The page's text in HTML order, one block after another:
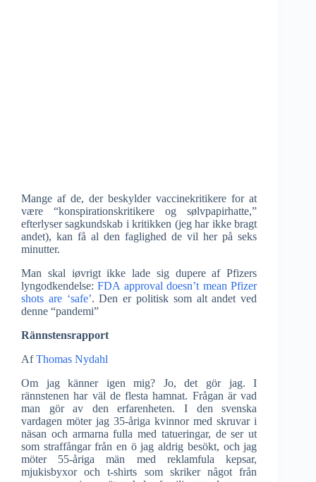
Mange af de, der beskylder vaccinekritikere for at
være “konspirationskritikere og sølvpapirhatte,”
efterlyser sagkundskab i kritikken (jeg har ikke bragt
andet), kan få al den faglighed de vil her på seks
minutter.
Man skal iøvrigt ikke lade sig dupere af Pfizers
lyngodkendelse:FDA approval doesn’t mean Pfizer
shots are ‘safe’. Den er politisk som alt andet ved
denne “pandemi”
Rännstensrapport
AfThomas Nydahl
Om jag känner igen mig? Jo, det gör jag. I
rännstenen har väl de flesta hamnat. Frågan är vad
man gör av den erfarenheten. I den svenska
vardagen möter jag 35-åriga kvinnor med skruvar i
näsan och armarna fulla med tatueringar, de ser ut
som straffångar från en ö jag aldrig besökt, och jag
möter 55-åriga män med reklamfula kepsar,
mjukisbyxor och t-shirts som skriker något från